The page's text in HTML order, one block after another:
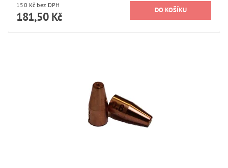
150 Kč bez DPH
181,50 Kč